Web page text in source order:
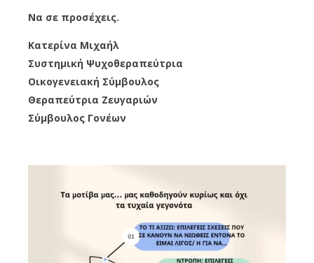
Να σε προσέχεις.
Κατερίνα Μιχαήλ
Συστημική Ψυχοθεραπεύτρια
Οικογενειακή Σύμβουλος
Θεραπεύτρια Ζευγαριών
Σύμβουλος Γονέων